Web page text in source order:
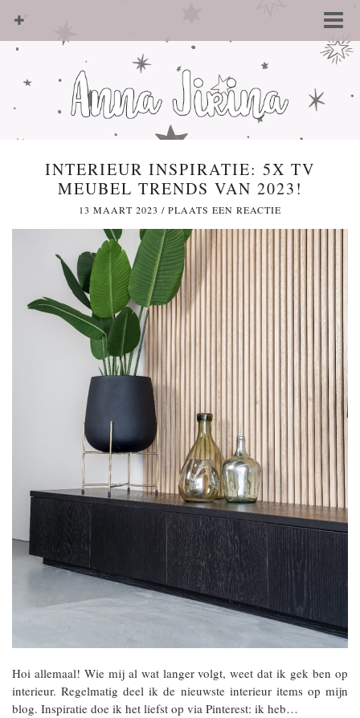
INTERIEUR INSPIRATIE: 5X TV
MEUBEL TRENDS VAN 2023!
13 MAART 2023 / PLAATS EEN REACTIE
Hoi allemaal! Wie mij al wat langer volgt, weet dat ik gek ben op
interieur. Regelmatig deel ik de nieuwste interieur items op mijn
blog. Inspiratie doe ik het liefst op via Pinterest: ik heb…